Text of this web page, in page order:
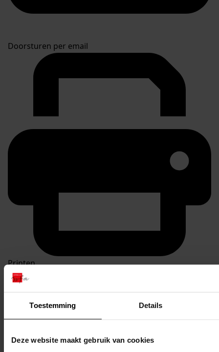
Toestemming Details
Deze website maakt gebruik van cookies
Doorsturen per email
Printen
duurzaam webadres